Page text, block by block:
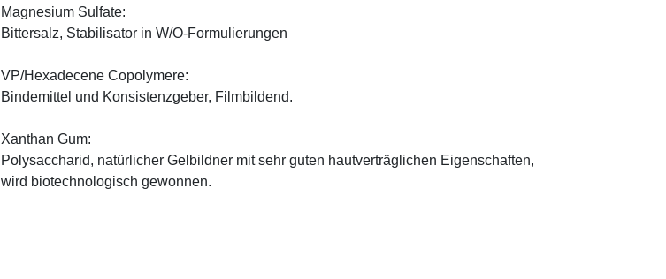
Magnesium Sulfate:
Bittersalz, Stabilisator in W/O-Formulierungen
VP/Hexadecene Copolymere:
Bindemittel und Konsistenzgeber, Filmbildend.
Xanthan Gum:
Polysaccharid, natürlicher Gelbildner mit sehr guten hautverträglichen Eigenschaften,
wird biotechnologisch gewonnen.